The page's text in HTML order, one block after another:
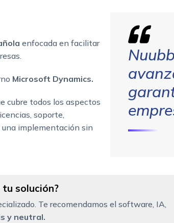
enfocada en facilitar
Microsoft Dynamics.
cubre todos los aspectos
soporte,
implementación sin
solución?
Te recomendamos el software, IA,
y neutral.